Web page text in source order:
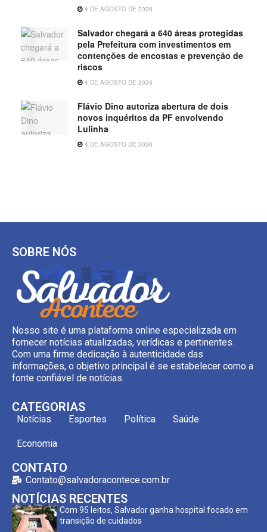
4 DE AGOSTO DE 2026
Salvador chegará a 640 áreas protegidas
pela Prefeitura com investimentos em
contenções de encostas e prevenção de
riscos
4 DE AGOSTO DE 2026
Flávio Dino autoriza abertura de dois
novos inquéritos da PF envolvendo
Lulinha
4 DE AGOSTO DE 2026
SOBRE NÓS
Nosso site é uma plataforma online especializada em
fornecer notícias atualizadas, verídicas e pertinentes.
Com uma firme dedicação à autenticidade das
informações, o objetivo principal é se estabelecer como a
fonte confiável de notícias.
CATEGORIAS
Notícias Esportes Política Saúde
Economia
CONTATO
Contato@salvadoracontece.com.br
NOTÍCIAS RECENTES
Com 95 leitos, Salvador ganha hospital focado em
transição de cuidados